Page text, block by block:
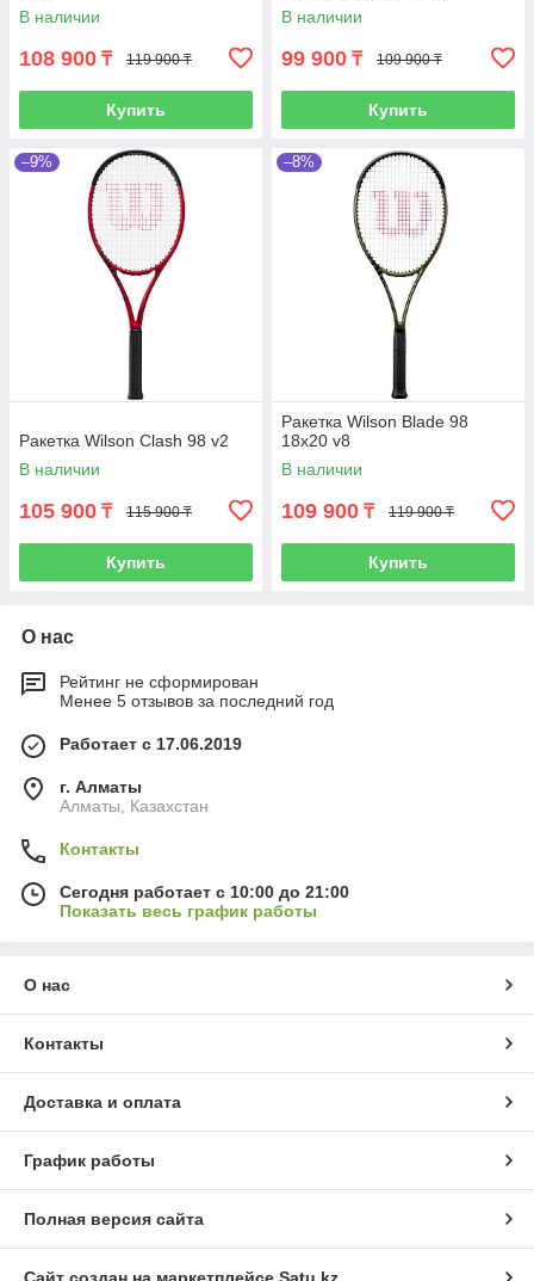
В наличии
108 900 ₸ 119 900 ₸
Купить
В наличии
99 900 ₸ 109 900 ₸
Купить
–9%
Ракетка Wilson Clash 98 v2
В наличии
105 900 ₸ 115 900 ₸
Купить
–8%
Ракетка Wilson Blade 98
18x20 v8
В наличии
109 900 ₸ 119 900 ₸
Купить
О нас
Рейтинг не сформирован
Менее 5 отзывов за последний год
Работает с 17.06.2019
г. Алматы
Алматы, Казахстан
Контакты
Сегодня работает с 10:00 до 21:00
Показать весь график работы
О нас
Контакты
Доставка и оплата
График работы
Полная версия сайта